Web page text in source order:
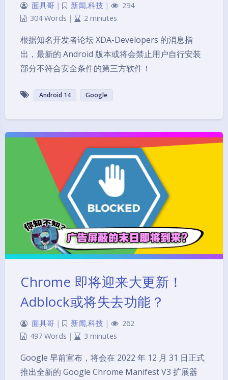
面具哥 | 新闻,科技 |
294
304 Words | 2 minutes
根据知名开发者论坛 XDA-Developers 的消息指
出，最新的 Android 版本或将会禁止用户自行安装
部分不符合安全条件的第三方软件！
Android 14 Google
Chrome 即将迎来大更新！
Adblock或将失去功能？
面具哥 | 新闻,科技 |
262
497 Words | 3 minutes
Google 早前宣布，将会在 2022 年 12 月 31 日正式
推出全新的 Google Chrome Manifest V3 扩展器